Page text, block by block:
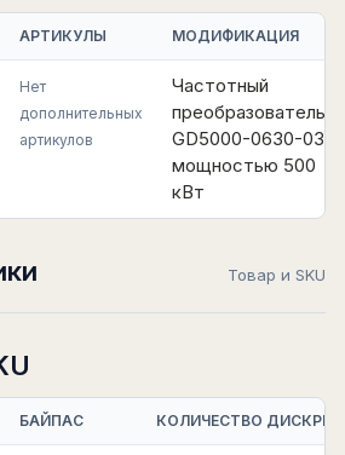
АРТИКУЛЫ МОДИФИКАЦИЯ
Нет
дополнительных
артикулов
Частотный
преобразователь
GD5000-0630-03
мощностью 500
кВт
Товар и SKU
БАЙПАС КОЛИЧЕСТВО